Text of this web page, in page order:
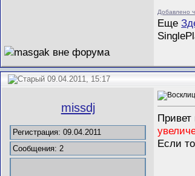
Добавлено
Еще
09.04.2011, 15:17
missdj
Регистрация: 09.04.2011
Сообщения: 2
Привет
Если